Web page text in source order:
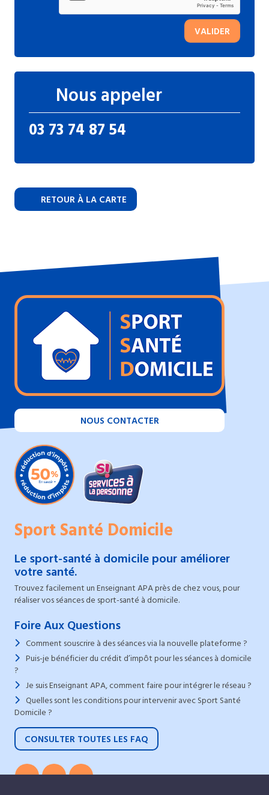
VALIDER
Nous appeler
03 73 74 87 54
RETOUR À LA CARTE
NOUS CONTACTER
Sport Santé Domicile
Le sport-santé à domicile pour améliorer
votre santé.
Trouvez facilement un Enseignant APA près de chez vous, pour
réaliser vos séances de sport-santé à domicile.
Foire Aux Questions
Comment souscrire à des séances via la nouvelle plateforme ?
Puis-je bénéficier du crédit d’impôt pour les séances à domicile
?
Je suis Enseignant APA, comment faire pour intégrer le réseau ?
Quelles sont les conditions pour intervenir avec Sport Santé
Domicile ?
CONSULTER TOUTES LES FAQ